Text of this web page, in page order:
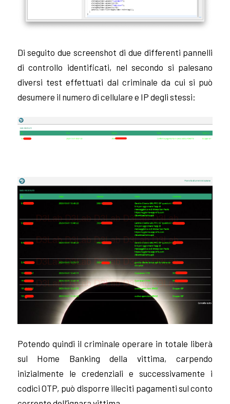
Di seguito due screenshot di due differenti pannelli
di controllo identificati, nel secondo si palesano
diversi test effettuati dal criminale da cui si può
desumere il numero di cellulare e IP degli stessi:
Potendo quindi il criminale operare in totale liberà
sul Home Banking della vittima, carpendo
inizialmente le credenziali e successivamente i
codici OTP, può disporre illeciti pagamenti sul conto